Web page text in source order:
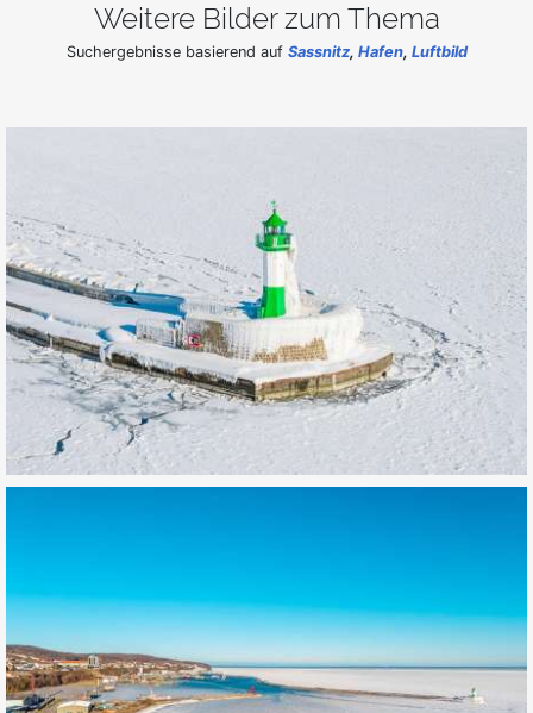
Weitere Bilder zum Thema
Suchergebnisse basierend auf Sassnitz, Hafen, Luftbild